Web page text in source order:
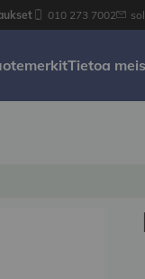
010 273 7002
Tietoa